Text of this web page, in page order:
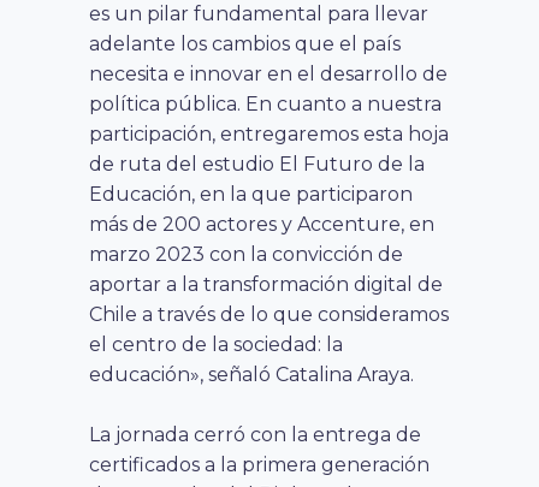
es un pilar fundamental para llevar
adelante los cambios que el país
necesita e innovar en el desarrollo de
política pública. En cuanto a nuestra
participación, entregaremos esta hoja
de ruta del estudio El Futuro de la
Educación, en la que participaron
más de 200 actores y Accenture, en
marzo 2023 con la convicción de
aportar a la transformación digital de
Chile a través de lo que consideramos
el centro de la sociedad: la
educación», señaló Catalina Araya.
La jornada cerró con la entrega de
certificados a la primera generación